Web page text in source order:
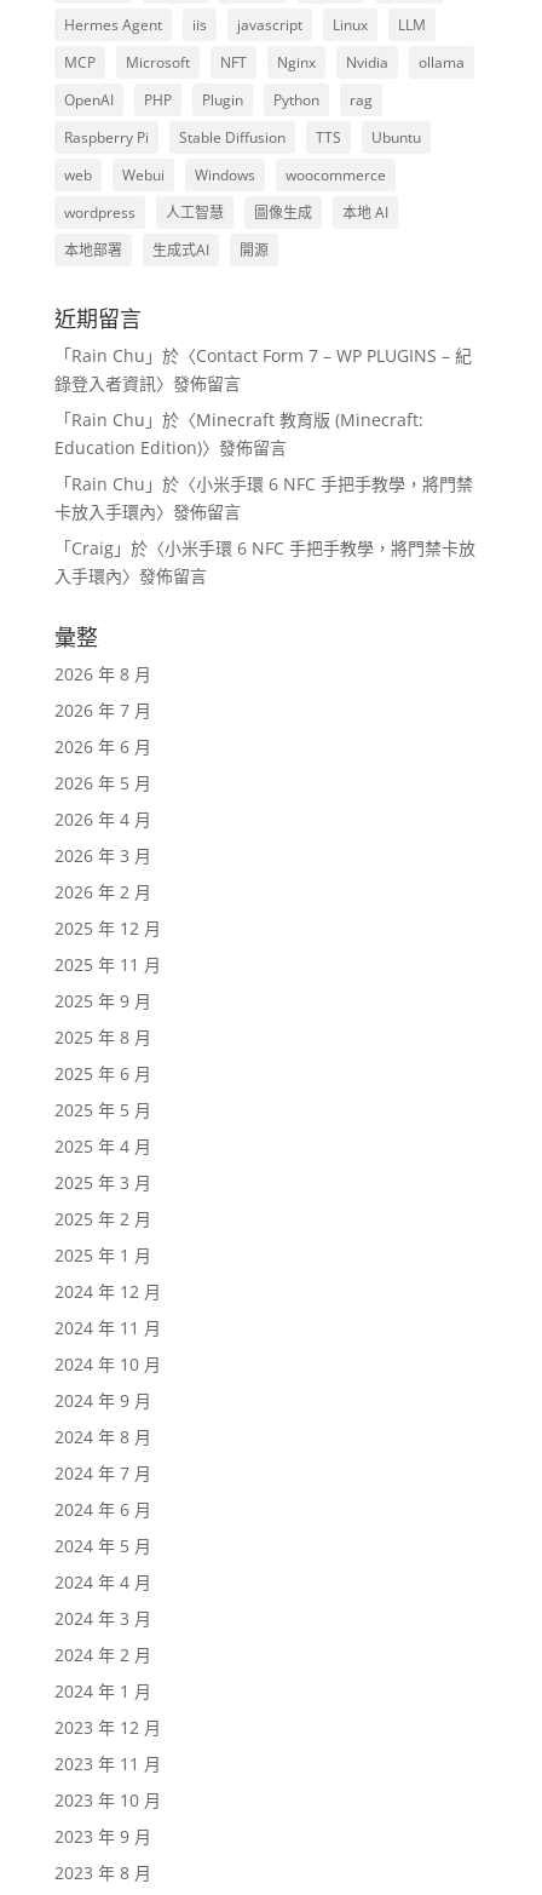
Hermes Agent iis javascript Linux
LLM
MCP
Microsoft NFT Nginx Nvidia
ollama
OpenAI
PHP Plugin Python
rag
Raspberry Pi
Stable Diffusion TTS
Ubuntu
web
Webui Windows
woocommerce
wordpress
人工智慧 圖像生成
本地 AI
本地部署
生成式AI 開源
近期留言
「Rain Chu 」於〈Contact Form 7 – WP PLUGINS – 紀
錄登入者資訊〉發佈留言
「Rain Chu 」於〈Minecraft 教育版 (Minecraft:
Education Edition)〉發佈留言
「Rain Chu 」於〈小米手環 6 NFC 手把手教學，將門禁
卡放入手環內〉發佈留言
「Craig」於〈小米手環 6 NFC 手把手教學，將門禁卡放
入手環內〉發佈留言
彙整
2026 年 8 月
2026 年 7 月
2026 年 6 月
2026 年 5 月
2026 年 4 月
2026 年 3 月
2026 年 2 月
2025 年 12 月
2025 年 11 月
2025 年 9 月
2025 年 8 月
2025 年 6 月
2025 年 5 月
2025 年 4 月
2025 年 3 月
2025 年 2 月
2025 年 1 月
2024 年 12 月
2024 年 11 月
2024 年 10 月
2024 年 9 月
2024 年 8 月
2024 年 7 月
2024 年 6 月
2024 年 5 月
2024 年 4 月
2024 年 3 月
2024 年 2 月
2024 年 1 月
2023 年 12 月
2023 年 11 月
2023 年 10 月
2023 年 9 月
2023 年 8 月